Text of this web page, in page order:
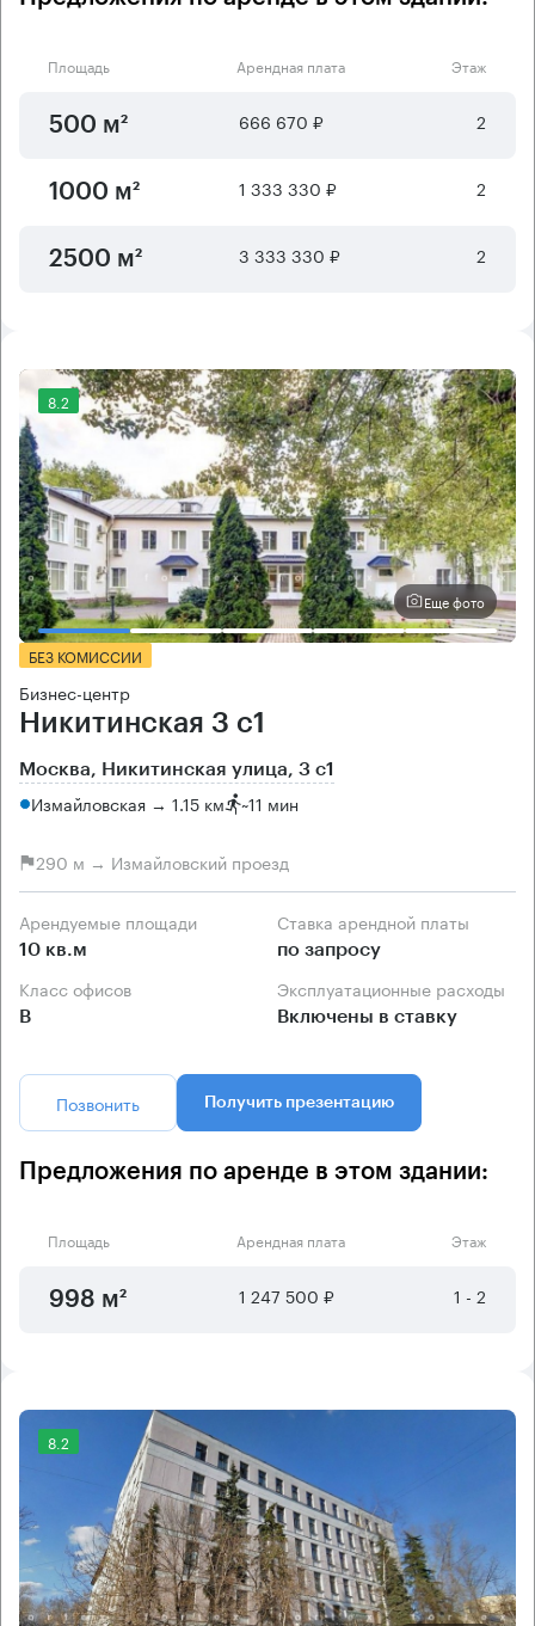
Площадь Арендная плата Этаж
500 м² 666 670 ₽ 2
1000 м² 1 333 330 ₽ 2
2500 м² 3 333 330 ₽ 2
8.2
Еще фото
БЕЗ КОМИССИИ
Бизнес-центр
Никитинская 3 с1
Москва, Никитинская улица, 3 с1
Измайловская → 1.15 км ~11 мин
290 м → Измайловский проезд
Арендуемые площади
10 кв.м
Ставка арендной платы
по запросу
Класс офисов
B
Эксплуатационные расходы
Включены в ставку
Позвонить Получить презентацию
Предложения по аренде в этом здании:
Площадь Арендная плата Этаж
998 м² 1 247 500 ₽ 1 - 2
8.2